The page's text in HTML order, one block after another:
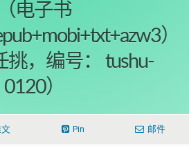
（电子书
）
挑，编号： tushu-
0120）
Pin 邮件